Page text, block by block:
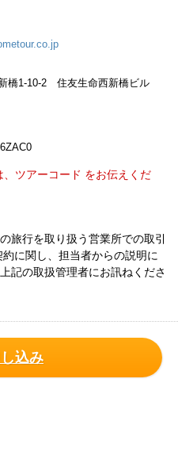
橋1-10-2 住友生命西新橋ビル
ツアーコード をお伝えくだ
旅行を取り扱う営業所での取引
に関し、担当者からの説明に
記の取扱管理者にお訊ねくださ
込み